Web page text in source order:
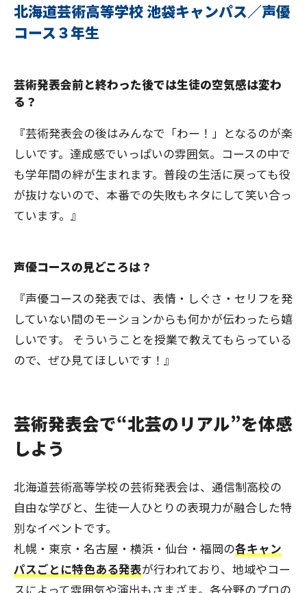
北海道芸術高等学校 池袋キャンパス／声優
コース３年生
芸術発表会前と終わった後では生徒の空気感は変わ
る？
『芸術発表会の後はみんなで「わー！」となるのが楽
しいです。達成感でいっぱいの雰囲気。コースの中で
も学年間の絆が生まれます。普段の生活に戻っても役
が抜けないので、本番での失敗もネタにして笑い合っ
ています。』
声優コースの見どころは？
『声優コースの発表では、表情・しぐさ・セリフを発
していない間のモーションからも何かが伝わったら嬉
しいです。 そういうことを授業で教えてもらっている
ので、ぜひ見てほしいです！』
芸術発表会で“北芸のリアル”を体感
しよう
北海道芸術高等学校の芸術発表会は、通信制高校の
自由な学びと、生徒一人ひとりの表現力が融合した特
別なイベントです。
札幌・東京・名古屋・横浜・仙台・福岡の各キャン
パスごとに特色ある発表が行われており、地域やコー